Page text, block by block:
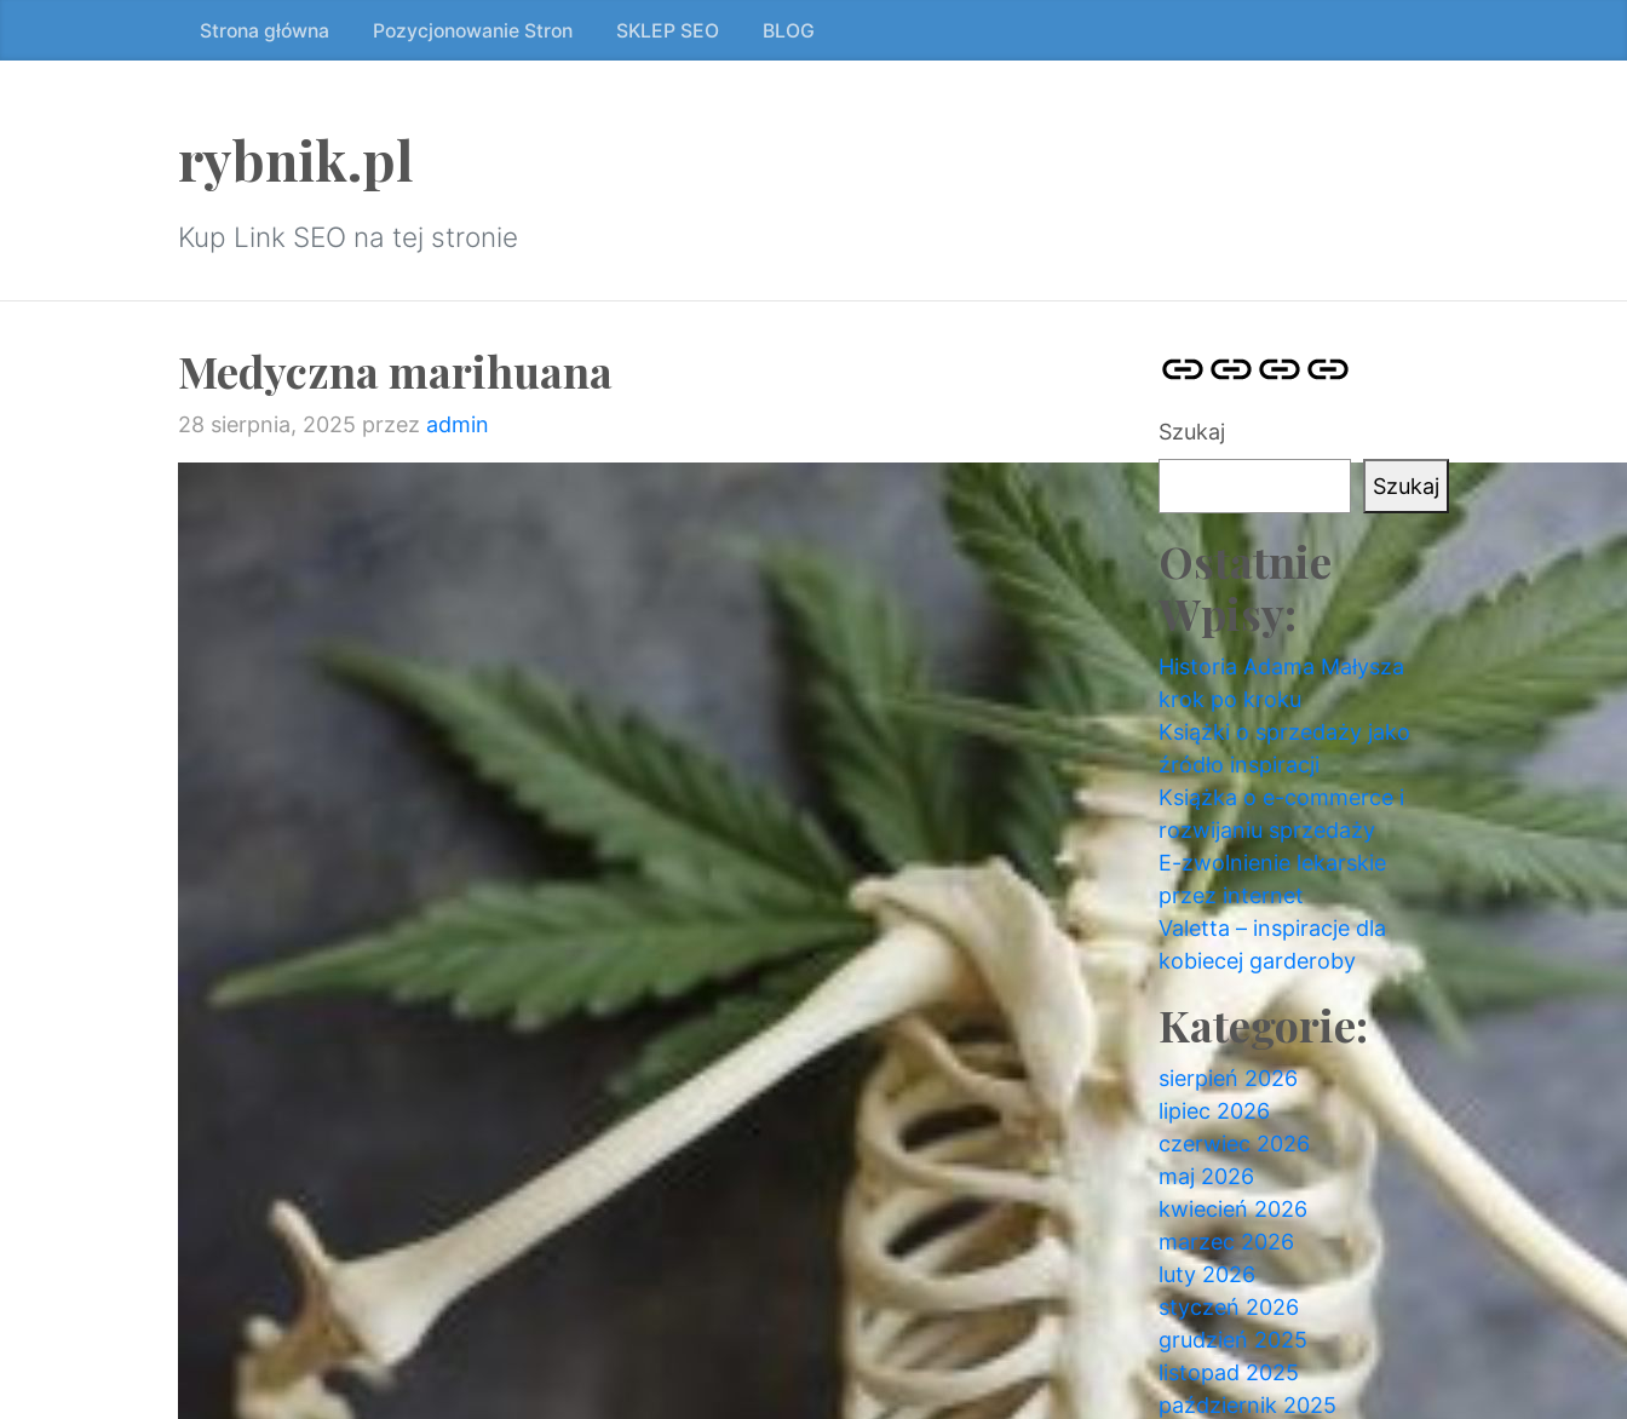
do
Strona główna Pozycjonowanie Stron SKLEP SEO BLOG
rybnik.pl
Kup Link SEO na tej stronie
Medyczna marihuana
28 sierpnia, 2025 przez admin
StronaPozycjonowanie
SKLEPBLOG
Szukaj
Szukaj
Ostatnie
Wpisy:
Historia Adama Małysza
krok po kroku
Książki o sprzedaży jako
źródło inspiracji
Książka o e-commerce i
rozwijaniu sprzedaży
E-zwolnienie lekarskie
przez internet
Valetta – inspiracje dla
kobiecej garderoby
Kategorie:
sierpień 2026
lipiec 2026
czerwiec 2026
maj 2026
kwiecień 2026
marzec 2026
luty 2026
styczeń 2026
grudzień 2025
listopad 2025
październik 2025